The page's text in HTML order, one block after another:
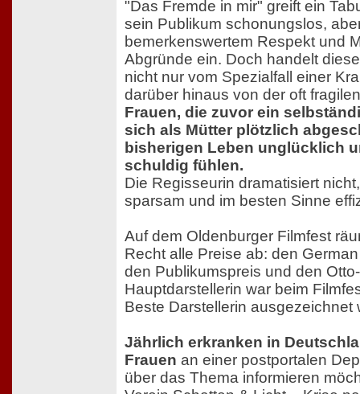
"Das Fremde in mir" greift ein
sein Publikum schonungslos,
bemerkenswertem Respekt und
Abgründe ein. Doch handelt
nicht nur vom Spezialfall einer
darüber hinaus von der oft
Frauen, die zuvor ein
sich als Mütter plötzlich
bisherigen Leben unglücklich
schuldig fühlen.
Die Regisseurin dramatisiert
sparsam und im besten Sinne
Auf dem Oldenburger Filmfest
Recht alle Preise ab: den
den Publikumspreis und den
Hauptdarstellerin war beim
Beste Darstellerin ausgezeichnet
Jährlich erkranken in
Frauen an einer postportalen
über das Thema informieren